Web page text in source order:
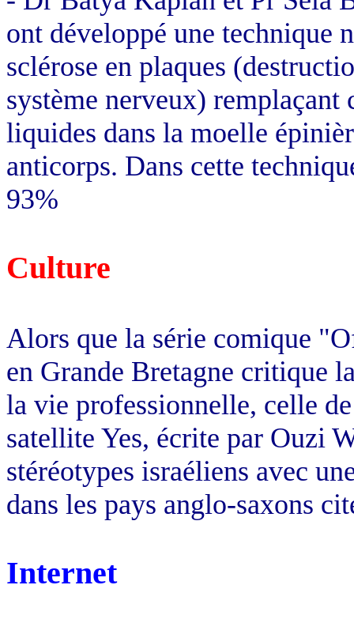
ont développé une technique
sclérose en plaques
système nerveux) remplaçant
liquides dans la moelle
anticorps. Dans cette
93%
Culture
Alors que la série comique
en Grande Bretagne critique
la vie professionnelle, celle
satellite Yes, écrite par Ouzi
stéréotypes israéliens avec
dans les pays anglo-saxons
Internet